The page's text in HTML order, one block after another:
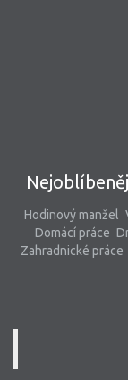
Hodinový manžel
Domácí práce
Zahradnické práce